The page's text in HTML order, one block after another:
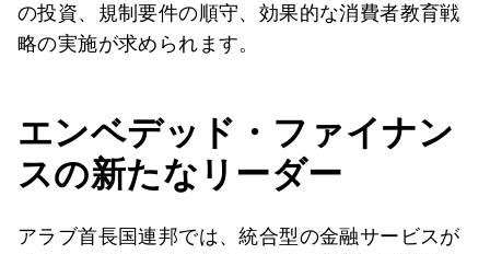
の投資、規制要件の順守、効果的な消費者教育戦
略の実施が求められます。
エンベデッド・ファイナン
スの新たなリーダー
アラブ首長国連邦では、統合型の金融サービスが